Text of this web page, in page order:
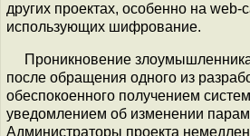
других проектах, особенно на web-
использующих шифрование.
Проникновение
после обращения одного из
обеспокоенного получением
уведомлением об изменении
Администраторы проекта